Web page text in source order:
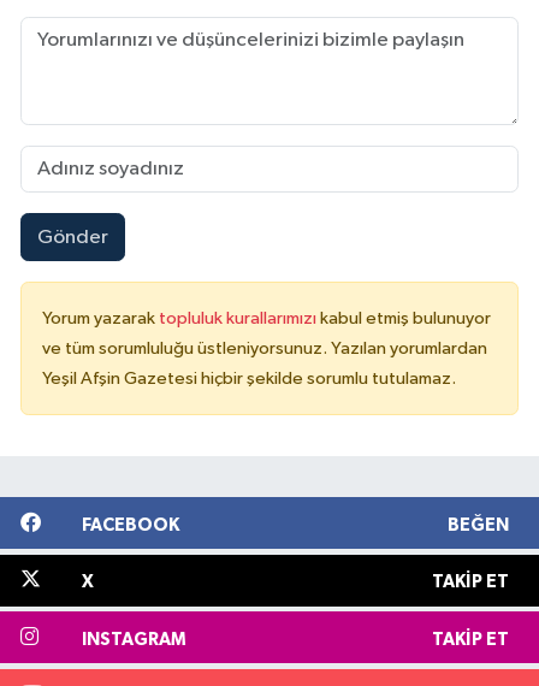
Gönder
Yorum yazarak topluluk kurallarımızı kabul etmiş bulunuyor
ve tüm sorumluluğu üstleniyorsunuz. Yazılan yorumlardan
Yeşil Afşin Gazetesi hiçbir şekilde sorumlu tutulamaz.
FACEBOOK BEĞEN
X TAKIP ET
INSTAGRAM TAKIP ET